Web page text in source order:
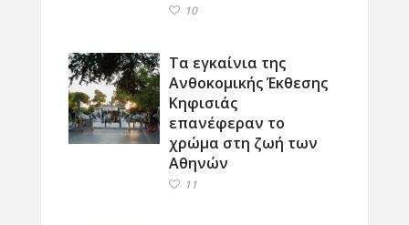
10
Τα εγκαίνια της
Ανθοκομικής Έκθεσης
Κηφισιάς
επανέφεραν το
χρώμα στη ζωή των
Αθηνών
11